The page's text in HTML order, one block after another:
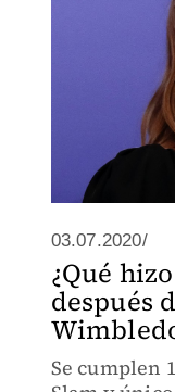
03.07.2020/
¿Qué
después
Se cumplen